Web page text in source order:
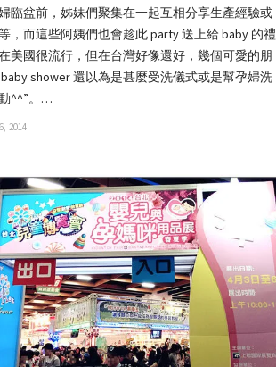
臨盆前，姊妹們聚集在一起互相分享生產經驗或
，而這些阿姨們也會趁此 party 送上給 baby 的禮
美國很流行，但在台灣好像還好，幾個可愛的朋
shower 還以為是甚麼受洗儀式或是幫孕婦洗
^^”。…
2014